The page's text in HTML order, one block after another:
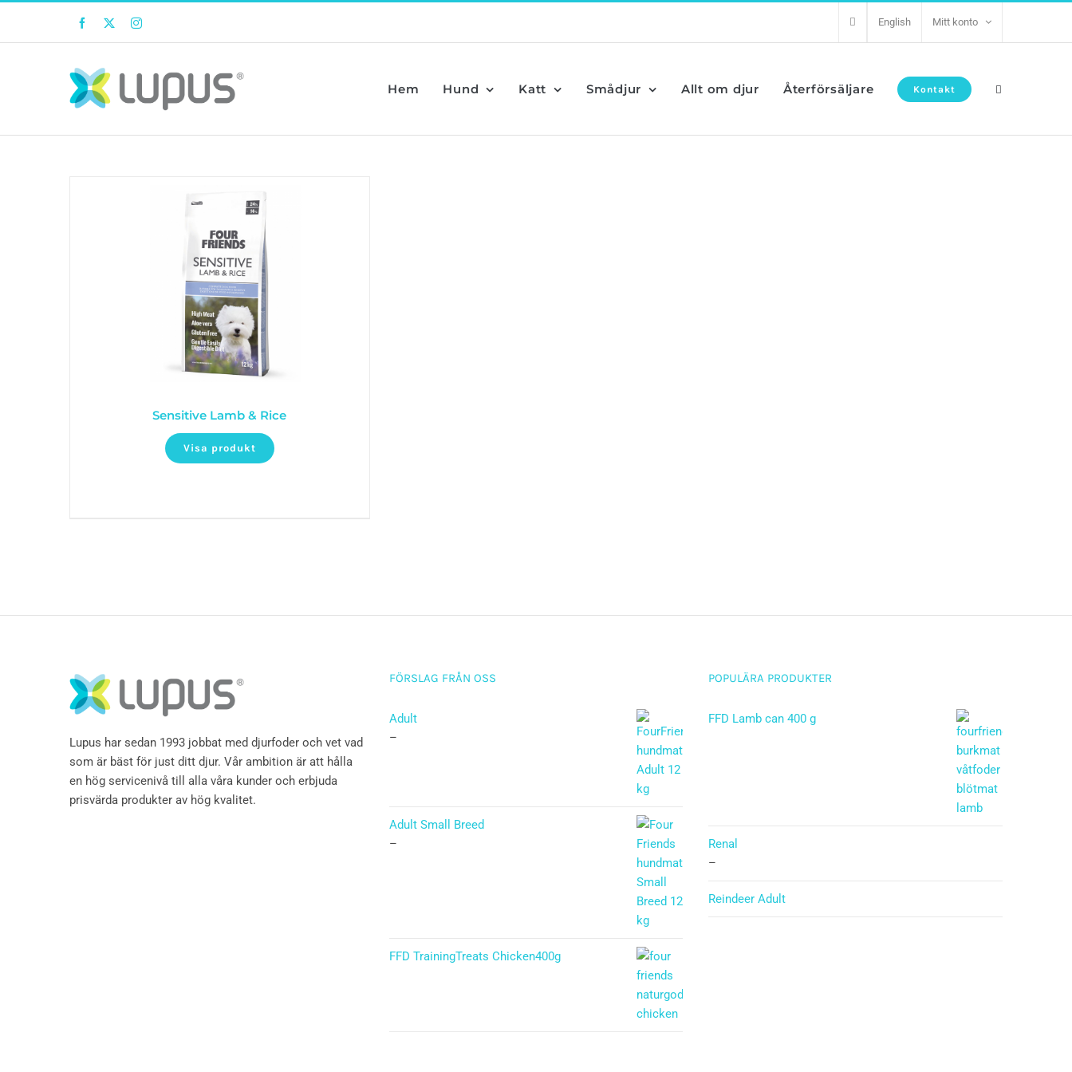
FacebookTwitterInstagram English Mitt konto
Hem Hund Katt Smådjur Allt om djur Återförsäljare Kontakt
Sensitive Lamb & Rice
Visa produkt
Lupus har sedan 1993 jobbat med djurfoder och vet vad
som är bäst för just ditt djur. Vår ambition är att hålla
en hög servicenivå till alla våra kunder och erbjuda
prisvärda produkter av hög kvalitet.
FÖRSLAG FRÅN OSS
Adult
–
Adult Small Breed
–
FFD TrainingTreats Chicken400g
POPULÄRA PRODUKTER
FFD Lamb can 400 g
Renal
–
Reindeer Adult